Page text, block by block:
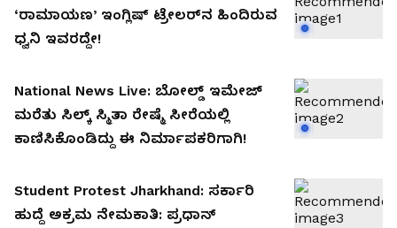
‘ರಾಮಾಯಣ’ ಇಂಗ್ಲಿಷ್ ಟ್ರೇಲರ್‌ನ ಹಿಂದಿರುವ
ಧ್ವನಿ ಇವರದ್ದೇ!
National News Live: ಬೋಲ್ಡ್ ಇಮೇಜ್
ಮರೆತು ಸಿಲ್ಕ್ ಸ್ಮಿತಾ ರೇಷ್ಮೆ ಸೀರೆಯಲ್ಲಿ
ಕಾಣಿಸಿಕೊಂಡಿದ್ದು ಈ ನಿರ್ಮಾಪಕರಿಗಾಗಿ!
Student Protest Jharkhand: ಸರ್ಕಾರಿ
ಹುದ್ದೆ ಅಕ್ರಮ ನೇಮಕಾತಿ: ಪ್ರಧಾನ್‌